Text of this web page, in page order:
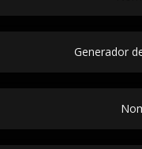
Generador